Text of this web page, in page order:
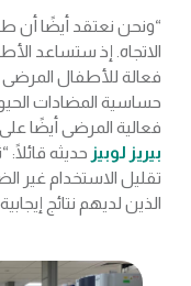
“ونحن نعتقد أيضًا أن
الاتجاه. إذ ستساعد
فعالة للأطفال المرضى
حساسية المضادات
فعالية المرضى أيضًا
بيريز لوبيز حديثه قائلًا:
تقليل الاستخدام غير
الذين لديهم نتائج